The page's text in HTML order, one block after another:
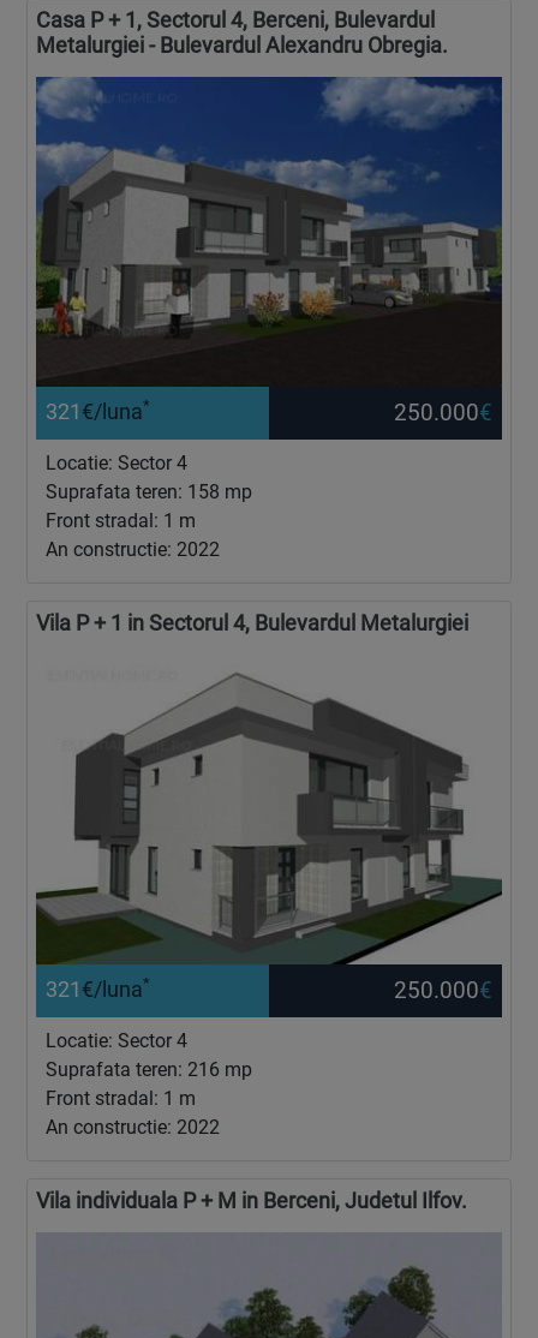
Casa P + 1, Sectorul 4, Berceni, Bulevardul
Metalurgiei - Bulevardul Alexandru Obregia.
321 €/luna* 250.000€
Locatie: Sector 4
Suprafata teren: 158 mp
Front stradal: 1 m
An constructie: 2022
Vila P + 1 in Sectorul 4, Bulevardul Metalurgiei
321 €/luna* 250.000€
Locatie: Sector 4
Suprafata teren: 216 mp
Front stradal: 1 m
An constructie: 2022
Vila individuala P + M in Berceni, Judetul Ilfov.